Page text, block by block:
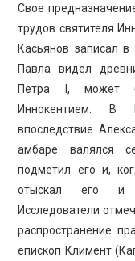
Свое
трудов святителя
Касьянов записал
Павла видел
Петра I, может
Иннокентием. В
впоследствие
амбаре валялся
подметил его и,
отыскал его и
Исследователи
распространение
епископ Климент